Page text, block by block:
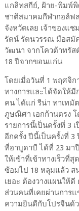
แกลิทสกีย์, ฝ้าย-พิมพ์พิ
ชาติสมาคมกีฬากอล์ฟ
จังหวัดเลย เจ้าของแ
รัตน์ รัตนวรรณ มือสมั
วัฒนา จากโควต้าทรัส
18 ปีจากขอนแก่น
โดยเมื่อวันที่ 1 พฤศจิ
ทางการและได้จัดให้
คน ได้แก่ รีน่า ทาเทมั
ภูษณิศา เอกก้านตรง
รายการนี้เป็นครั้งที่ 3
อีกครั้ง ปีนี้เป็นครั้งที่
ที่อาบูดาบี ได้ที่ 23 มา
ให้เข้าที่เข้าทางเร็วที่
ซ้อมไป 18 หลุมแล้ว ส
เยอะ ต้องวางแผนให้
ส่วนคนที่เคยผ่านการ
ความยินดีกับโปรจีนด้